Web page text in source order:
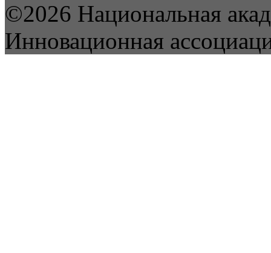
©2026 Национальная
Инновационная